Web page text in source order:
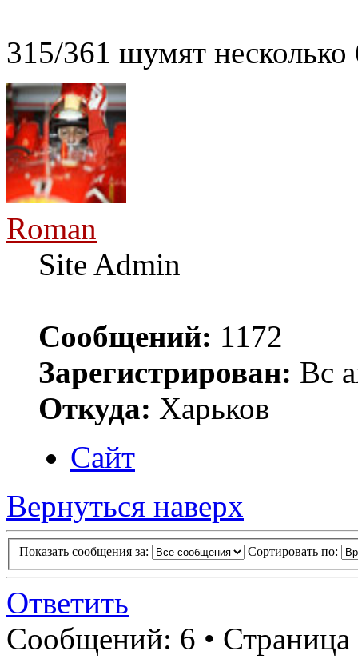
315/361 шумят
Roman
Site Admin
Сообщений: 1172
Зарегистрирован: Вс
Откуда: Харьков
Сайт
Вернуться наверх
Показать сообщения за: Сортировать по:
Ответить
Сообщений: 6 • Страница